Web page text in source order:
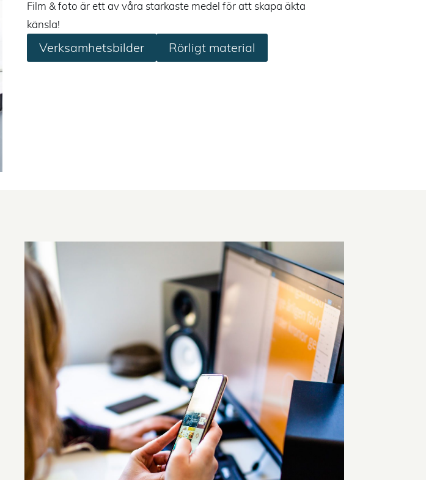
Film & foto är ett av våra starkaste medel för att skapa äkta
känsla!
Verksamhetsbilder Rörligt material